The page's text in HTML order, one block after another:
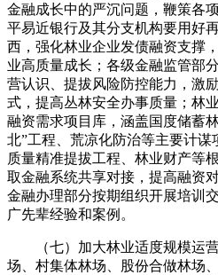
金融成长中的严沉问题，鞭策各
平易近银行及其分支机构要用好
西，强化林业企业发债融资支撑
业高质量成长；各级金融监管部
营认识、提拔风险防控能力，激
式，提高丛林安全办事质量；林
融资需求项目库，涵盖国度储蓄
北”工程、荒凉化防治等主要计
质量精准提拔工程、林业财产等
取金融系统共享对接，提高融资
金融办理部分按期组织开展培训
广先辈经验和案例。
（七）加大林业适度规模运营
场、村集体林场、股份合做林场